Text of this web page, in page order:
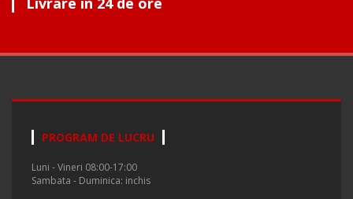
PROGRAM DE LUCRU
Luni - Vineri 08:00-17:00
Sambata - Duminica: inchis